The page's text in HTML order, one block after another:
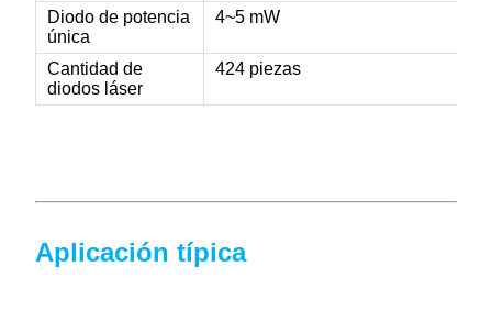
Diodo de potencia
única
4~5 mW
Cantidad de
diodos láser
424 piezas
Aplicación típica